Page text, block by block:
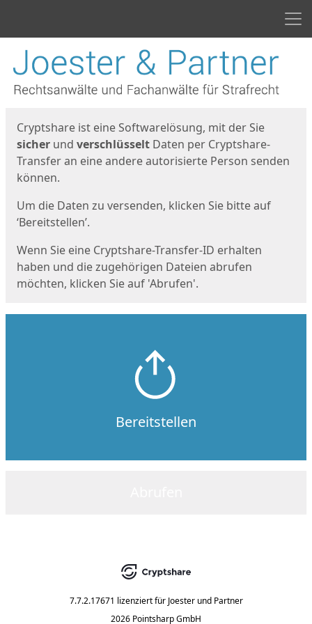
Start
Cryptshare ist eine Softwarelösung, mit der Sie
sicher und verschlüsselt Daten per Cryptshare-
Transfer an eine andere autorisierte Person senden
können.
Um die Daten zu versenden, klicken Sie bitte auf
‘Bereitstellen’.
Wenn Sie eine Cryptshare-Transfer-ID erhalten
haben und die zugehörigen Dateien abrufen
möchten, klicken Sie auf 'Abrufen'.
Bereitstellen
7.7.2.17671 lizenziert für Joester und Partner
2026 Pointsharp GmbH